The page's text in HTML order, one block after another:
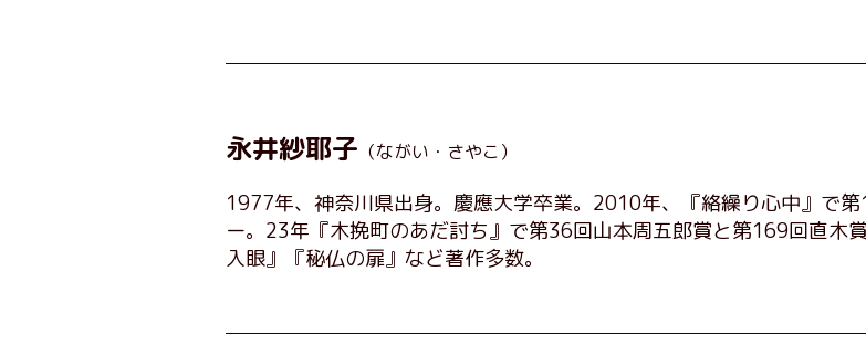
永井紗耶子 （ながい・さやこ）
1977年、神奈川県出身。慶應大学卒業。2010年、『絡繰り心中』で
ー。23年『木挽町のあだ討ち』で第36回山本周五郎賞と第169回直木
入眼』『秘仏の扉』など著作多数。